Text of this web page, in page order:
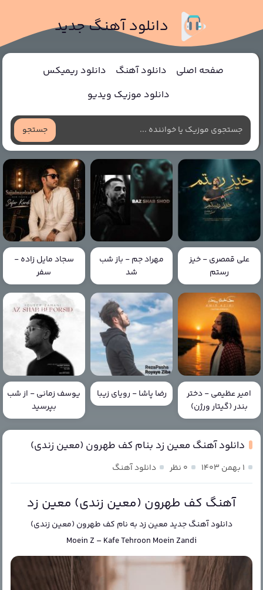
دانلود آهنگ جدید
صفحه اصلی دانلود آهنگ
دانلود ریمیکس
دانلود موزیک ویدیو
جستجو
علی قمصری - خیز
رستم
مهراد جم - باز شب
شد
سجاد مایل زاده -
سفر
امیر عظیمی - دختر
بندر (گیتار ورژن)
رضا پاشا - رویای زیبا
یوسف زمانی - از شب
بپرسید
دانلود آهنگ معین زد بنام کف طهرون (معین زندی)
۱ بهمن ۱۴۰۳ ۰ نظر دانلود آهنگ
آهنگ کف طهرون (معین زندی) معین زد
دانلود آهنگ جدیدمعین زدبه نام کف طهرون (معین زندی)
Moein Z –Kafe Tehroon Moein Zandi